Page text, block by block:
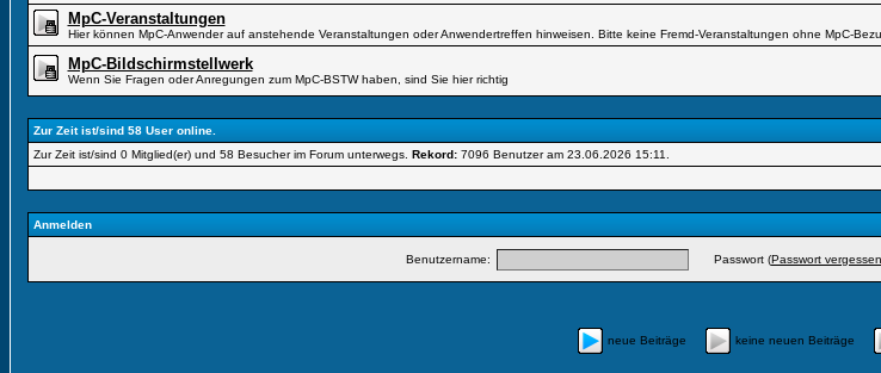
MpC-Veranstaltungen
Hier können MpC-Anwender auf anstehende Veranstaltungen oder Anwendertreffen hinweisen. Bitte keine Fremd-Veranstaltungen ohne MpC-
MpC-Bildschirmstellwerk
Wenn Sie Fragen oder Anregungen zum MpC-BSTW haben, sind Sie hier richtig
Zur Zeit ist/sind 58 User online.
Zur Zeit ist/sind 0 Mitglied(er) und 58 Besucher im Forum unterwegs. Rekord:7096 Benutzer am 23.06.2026 15:11
Anmelden
Benutzername: Passwort (Passwort vergessen
neue Beiträge keine neuen Beiträge